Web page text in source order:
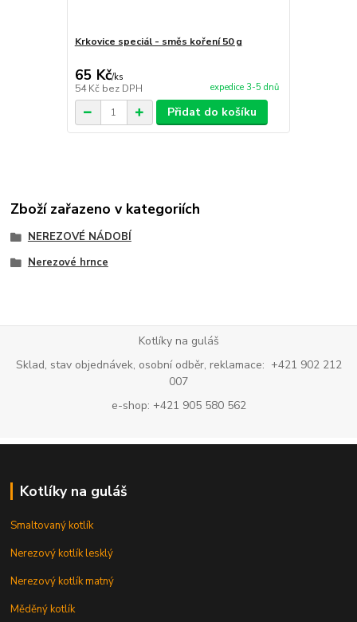
Krkovice speciál - směs koření 50 g
65 Kč/ks
54 Kč bez DPH expedice 3-5 dnů
Přidat do košíku
Zboží zařazeno v kategoriích
NEREZOVÉ NÁDOBÍ
Nerezové hrnce
Kotlíky na guláš
Sklad, stav objednávek, osobní odběr, reklamace: +421 902 212
007
e-shop: +421 905 580 562
Kotlíky na guláš
Smaltovaný kotlík
Nerezový kotlík lesklý
Nerezový kotlík matný
Měděný kotlík